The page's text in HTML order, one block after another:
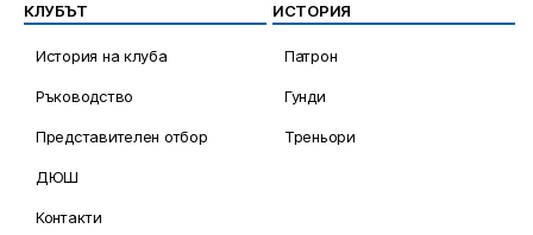
КЛУБЪТ
История на клуба
Ръководство
Представителен отбор
ДЮШ
Контакти
ИСТОРИЯ
Патрон
Гунди
Треньори